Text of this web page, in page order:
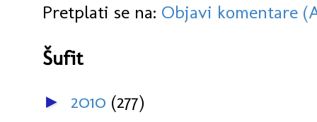
Pretplati se na: Objavi komentare
Šufit
► 2010 (277)